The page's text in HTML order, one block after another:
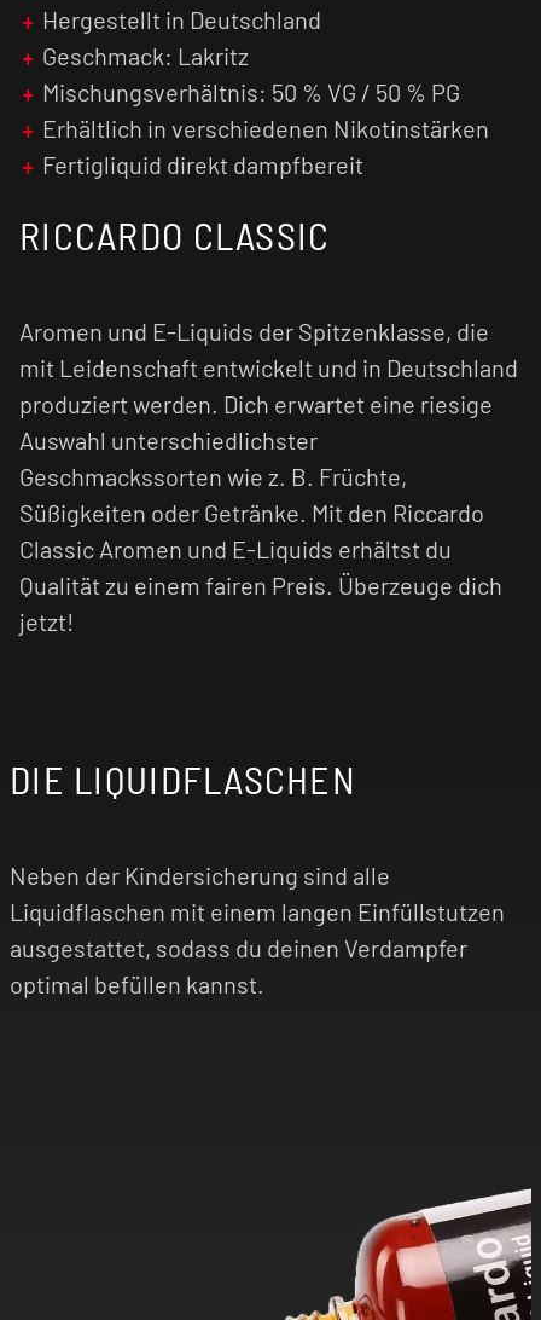
Hergestellt in Deutschland
Geschmack: Lakritz
Mischungsverhältnis: 50 % VG / 50 % PG
Erhältlich in verschiedenen Nikotinstärken
Fertigliquid direkt dampfbereit
RICCARDO CLASSIC
Aromen und E-Liquids der Spitzenklasse, die
mit Leidenschaft entwickelt und in Deutschland
produziert werden. Dich erwartet eine riesige
Auswahl unterschiedlichster
Geschmackssorten wie z. B. Früchte,
Süßigkeiten oder Getränke. Mit den Riccardo
Classic Aromen und E-Liquids erhältst du
Qualität zu einem fairen Preis. Überzeuge dich
jetzt!
DIE LIQUIDFLASCHEN
Neben der Kindersicherung sind alle
Liquidflaschen mit einem langen Einfüllstutzen
ausgestattet, sodass du deinen Verdampfer
optimal befüllen kannst.